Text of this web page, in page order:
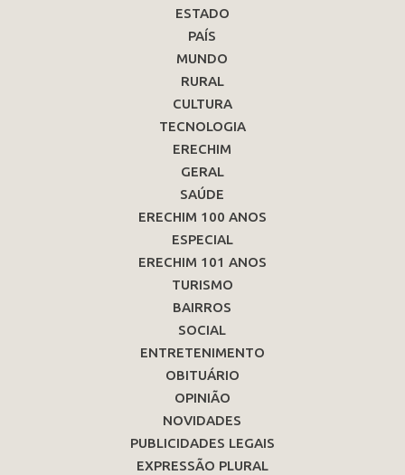
ESTADO
PAÍS
MUNDO
RURAL
CULTURA
TECNOLOGIA
ERECHIM
GERAL
SAÚDE
ERECHIM 100 ANOS
ESPECIAL
ERECHIM 101 ANOS
TURISMO
BAIRROS
SOCIAL
ENTRETENIMENTO
OBITUÁRIO
OPINIÃO
NOVIDADES
PUBLICIDADES LEGAIS
EXPRESSÃO PLURAL